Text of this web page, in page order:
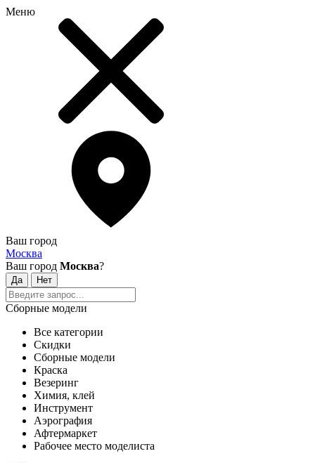
Меню
Ваш город
Москва
Ваш город Москва?
Сборные модели
Все категории
Скидки
Сборные модели
Краска
Везеринг
Химия, клей
Инструмент
Аэрография
Афтермаркет
Рабочее место моделиста